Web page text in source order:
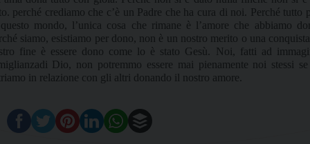
perché crediamo che c’è un Padre che ha cura di noi. Perché tutto
mondo, l’unica cosa che rimane è l’amore che abbiamo
siamo, esistiamo per dono, non è un nostro merito o una
fine è essere dono come lo è stato Gesù. Noi, fatti ad
Dio, non potremmo essere mai pienamente noi stessi
in relazione con gli altri donando il nostro amore.